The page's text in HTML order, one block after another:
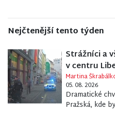
Nejčtenější tento týden
Strážníci a
v centru
Martina
05. 08. 2026
Dramatické
Pražská, kde